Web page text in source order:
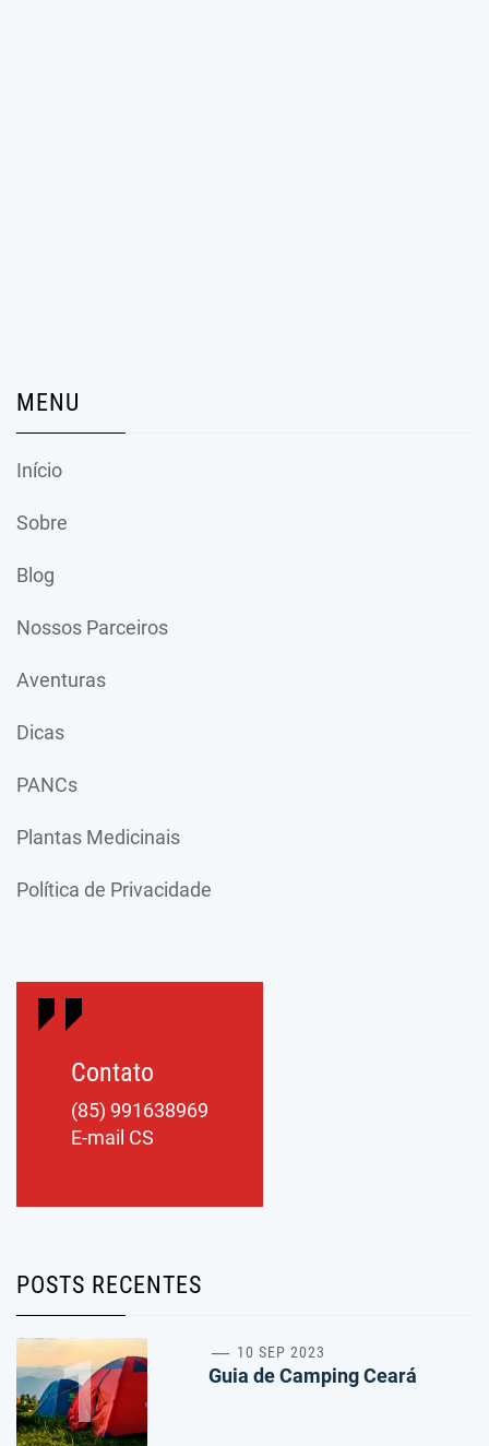
MENU
Início
Sobre
Blog
Nossos Parceiros
Aventuras
Dicas
PANCs
Plantas Medicinais
Política de Privacidade
Contato
(85) 991638969
E-mail CS
POSTS RECENTES
1 10 SEP 2023
Guia de Camping Ceará